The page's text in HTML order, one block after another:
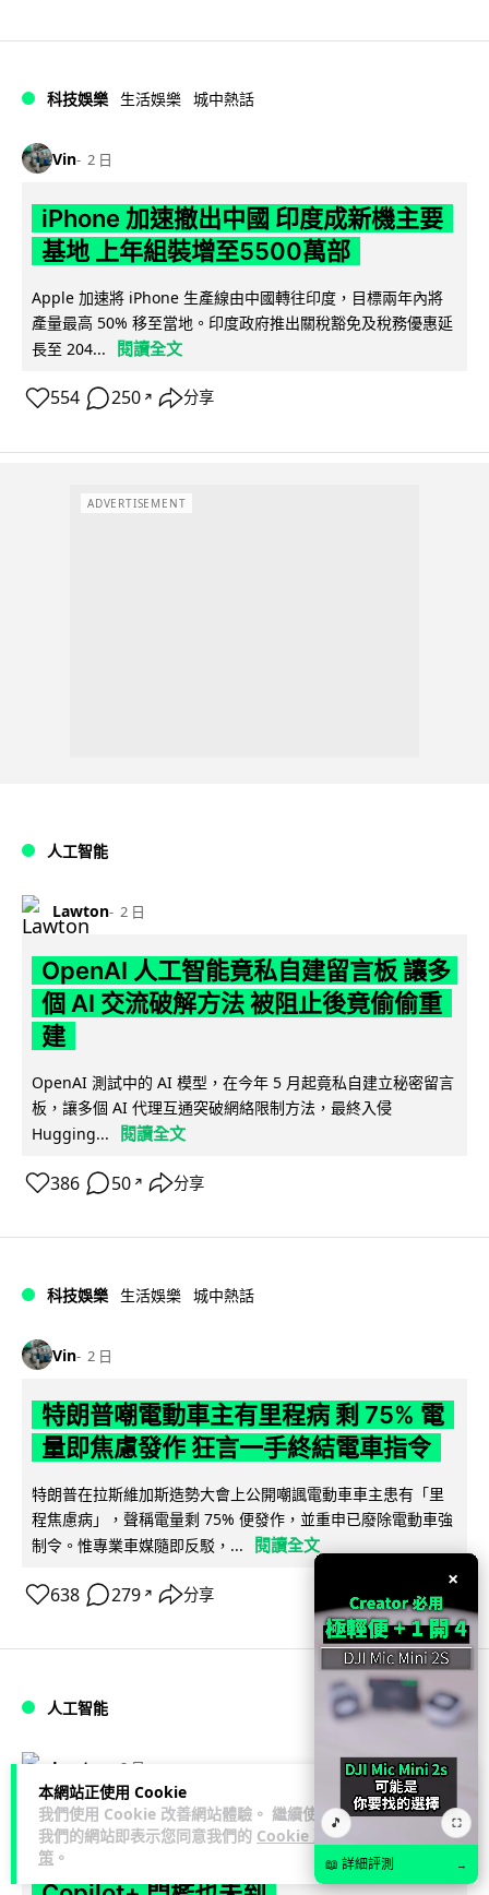
本網站正使用 Cookie
我們使用 Cookie 改善網站體驗。 繼續使用
我們的網站即表示您同意我們的 Cookie 政
策 。
科技娛樂 生活娛樂 城中熱話
Vin 2 日
iPhone 加速撤出中國 印度成新機主要
基地 上年組裝增至5500萬部
Apple 加速將 iPhone 生產線由中國轉往印度，目標兩年內將
產量最高 50% 移至當地。印度政府推出關稅豁免及稅務優惠延
長至 204...
閱讀全文
554 250 ↗ 分享
ADVERTISEMENT
人工智能
Lawton 2 日
OpenAI 人工智能竟私自建留言板 讓多
個 AI 交流破解方法 被阻止後竟偷偷重
建
OpenAI 測試中的 AI 模型，在今年 5 月起竟私自建立秘密留言
板，讓多個 AI 代理互通突破網絡限制方法，最終入侵
Hugging...
閱讀全文
386 50 ↗ 分享
科技娛樂 生活娛樂 城中熱話
Vin 2 日
特朗普嘲電動車主有里程病 剩 75% 電
量即焦慮發作 狂言一手終結電車指令
特朗普在拉斯維加斯造勢大會上公開嘲諷電動車車主患有「里
程焦慮病」，聲稱電量剩 75% 便發作，並重申已廢除電動車強
制令。惟專業車媒隨即反駁，...
閱讀全文
638 279 ↗ 分享
人工智能
Lawton 2 日
微軟刪走 32GB RAM 遊戲建議 分析:
為 8GB Surface 銷售鋪路 連自家
×
🎵 ⛶
📖 詳細評測 →